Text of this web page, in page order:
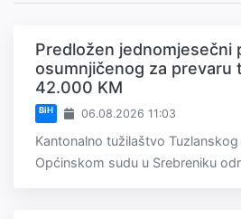
Predložen jednomjesečni
osumnjičenog za prevaru
42.000 KM
BiH 06.08.2026 11:03
Kantonalno tužilaštvo
Općinskom sudu u Srebreniku